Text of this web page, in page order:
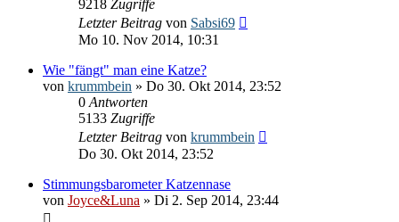
9218 Zugriffe
Letzter Beitrag von Sabsi69
Mo 10. Nov 2014, 10:31
Wie "fängt" man eine Katze?
von krummbein » Do 30. Okt 2014, 23:52
0 Antworten
5133 Zugriffe
Letzter Beitrag von krummbein
Do 30. Okt 2014, 23:52
Stimmungsbarometer Katzennase
von Joyce&Luna » Di 2. Sep 2014, 23:44